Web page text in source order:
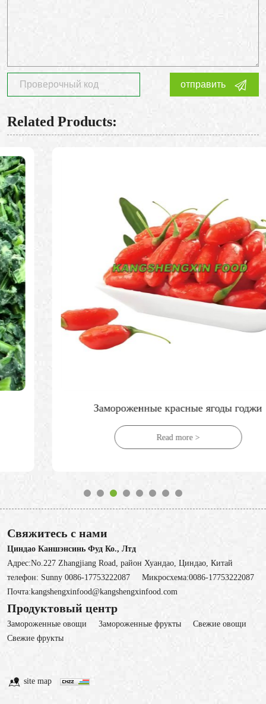
отправить
Related Products:
Замороженные красные ягоды годжи
Read more >
Свяжитесь с нами
Циндао Каншэнсинь Фуд Ко., Лтд
Адрес:No.227 Zhangjiang Road, район Хуандао, Циндао, Китай
телефон: Sunny 0086-17753222087 Микросхема:0086-17753222087
Почта:kangshengxinfood@kangshengxinfood.com
Продуктовый центр
Замороженные овощи 3амороженные фрукты
Свежие овощи
Cвежие фрукты
site map